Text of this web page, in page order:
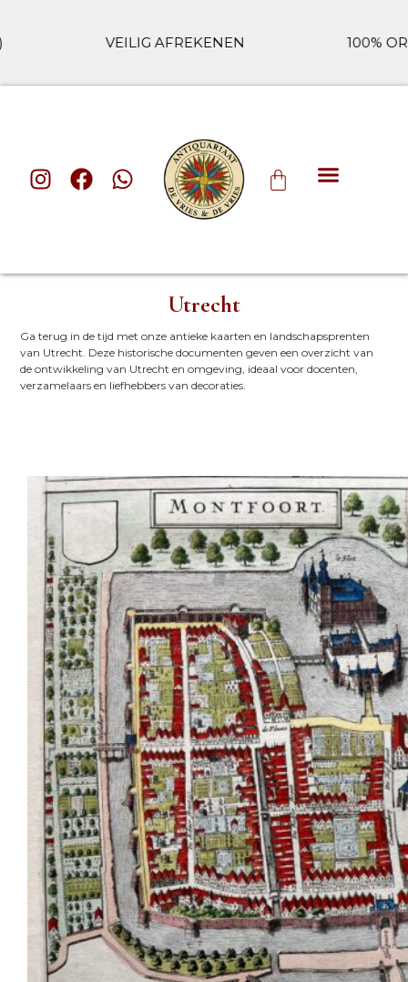
VEILIG AFREKENEN 100%
Utrecht
Ga terug in de tijd met onze antieke kaarten en landschapsprenten
van Utrecht. Deze historische documenten geven een overzicht van
de ontwikkeling van Utrecht en omgeving, ideaal voor docenten,
verzamelaars en liefhebbers van decoraties.